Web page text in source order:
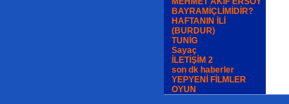
BAYRAMİÇLİMİDİR?
HAFTANIN İLİ
(BURDUR)
TUNİG
Sayaç
İLETİŞİM 2
son dk haberler
YEPYENİ FİLMLER
OYUN